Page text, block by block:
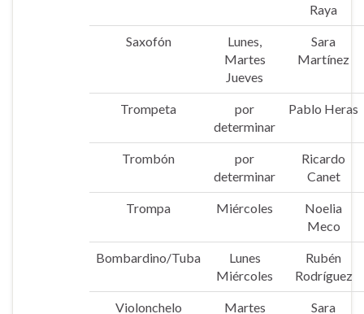
Raya
Saxofón
Lunes,
Martes
Jueves
Sara
Martínez
Trompeta
por
determinar
Pablo Heras
Trombón
por
determinar
Ricardo
Canet
Trompa Miércoles
Noelia
Meco
Bombardino/Tuba
Lunes
Miércoles
Rubén
Rodríguez
Violonchelo Martes
Sara